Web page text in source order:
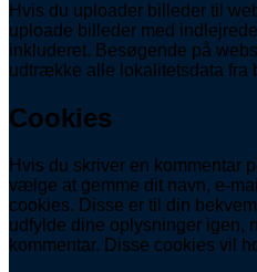
Hvis du uploader billeder til
uploade billeder med
inkluderet. Besøgende på
udtrække alle lokalitetsdata fra
Cookies
Hvis du skriver en kommentar
vælge at gemme dit navn, e-
cookies. Disse er til din
udfylde dine oplysninger igen,
kommentar. Disse cookies vil